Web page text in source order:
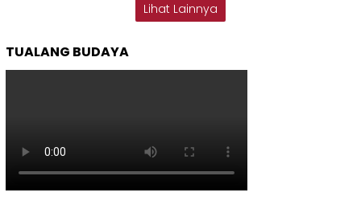
Lihat Lainnya
TUALANG BUDAYA